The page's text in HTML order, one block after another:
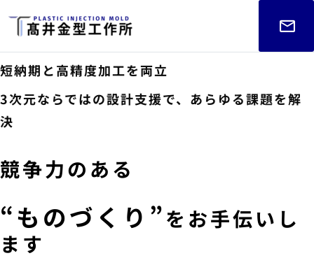
短納期と高精度加工を両立
3次元ならではの設計支援で、あらゆる課題を解
決
競争力のある
“ものづくり”をお手伝いし
ます